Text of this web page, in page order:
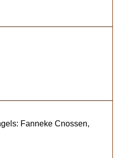
Fanneke Cnossen,